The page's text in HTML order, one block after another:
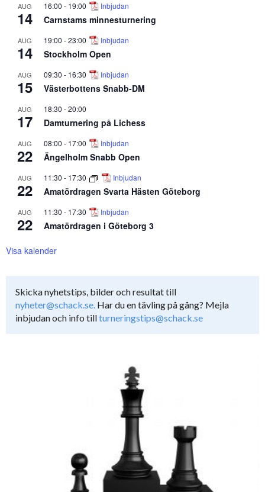
AUG
14
16:00 - 19:00 Inbjudan
Carnstams minnesturnering
AUG
14
19:00 -23:00 Inbjudan
Stockholm Open
AUG
15
09:30 - 16:30 Inbjudan
Västerbottens Snabb-DM
AUG
17
18:30 -20:00
Damturnering på Lichess
AUG
22
08:00 - 17:00 Inbjudan
Ängelholm Snabb Open
AUG
22
11:30 - 17:30 Inbjudan
Amatördragen Svarta Hästen Göteborg
AUG
22
11:30 - 17:30 Inbjudan
Amatördragen i Göteborg 3
Visa kalender
Skicka nyhetstips, bilder och resultat till
nyheter@schack.se. Har du en tävling på gång? Mejla
inbjudan och info tillturneringstips@schack.se